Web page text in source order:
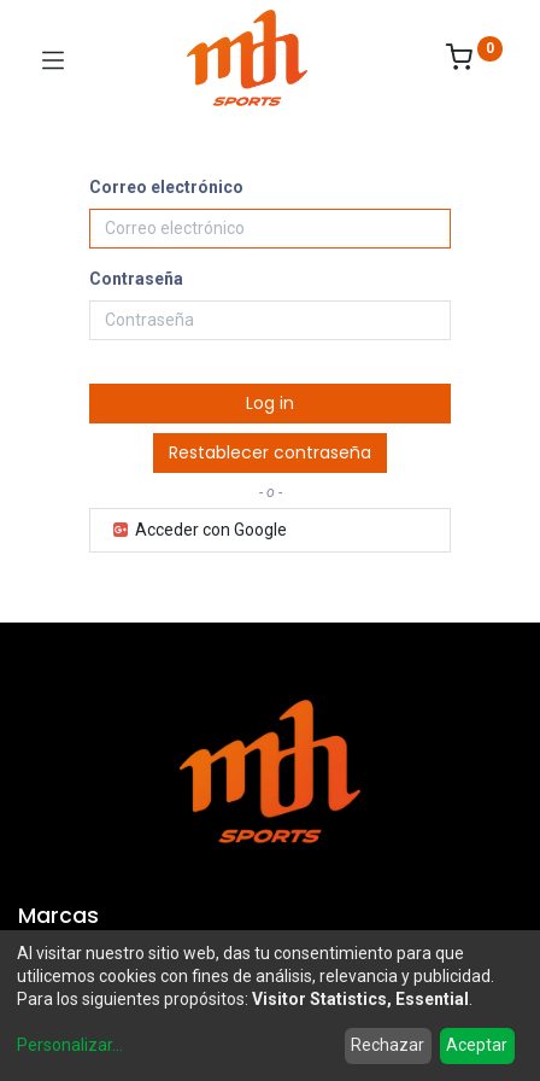
Wishlist Account
0
Correo electrónico
Contraseña
Log in
Restablecer contraseña
- o -
Acceder con Google
Marcas
Troy Lee Designs
100%
Airoh
Mazawi
SIDI
Al visitar nuestro sitio web, das tu consentimiento para que
utilicemos cookies con fines de análisis, relevancia y publicidad.
Para los siguientes propósitos: Visitor Statistics, Essential
Personalizar... Rechazar Aceptar